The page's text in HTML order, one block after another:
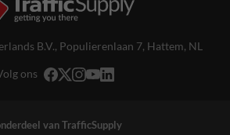
B.V., Populierenlaan 7, Hattem, NL
ons
van TrafficSupply